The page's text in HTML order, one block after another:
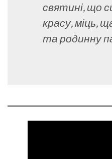
святині, що
красу, міць,
та родинну